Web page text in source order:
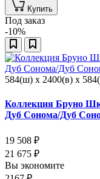
Купить
Под заказ
-10%
584(ш) x 2400(в) x
Коллекция Бруно
Дуб Сонома/Дуб
19 508 ₽
21 675 ₽
Вы экономите